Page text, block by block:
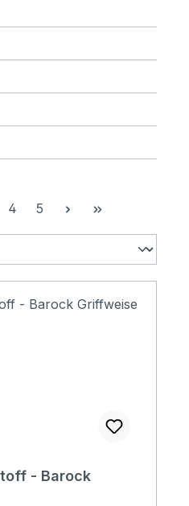
Seite
4 Seite
5
- Barock